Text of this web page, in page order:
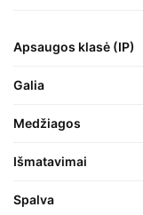
Apsaugos klasė (IP)
Galia
Medžiagos
Išmatavimai
Spalva